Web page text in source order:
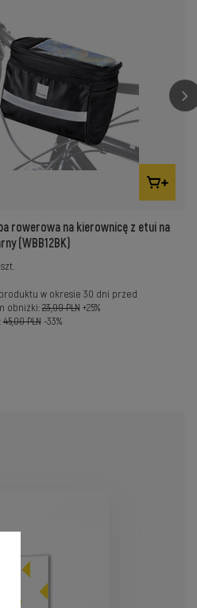
rowerowa na kierownicę z etui na
(WBB12BK)
szt.
w okresie 30 dni przed
obniżki:23,99 PLN +25%
45,00 PLN -33%